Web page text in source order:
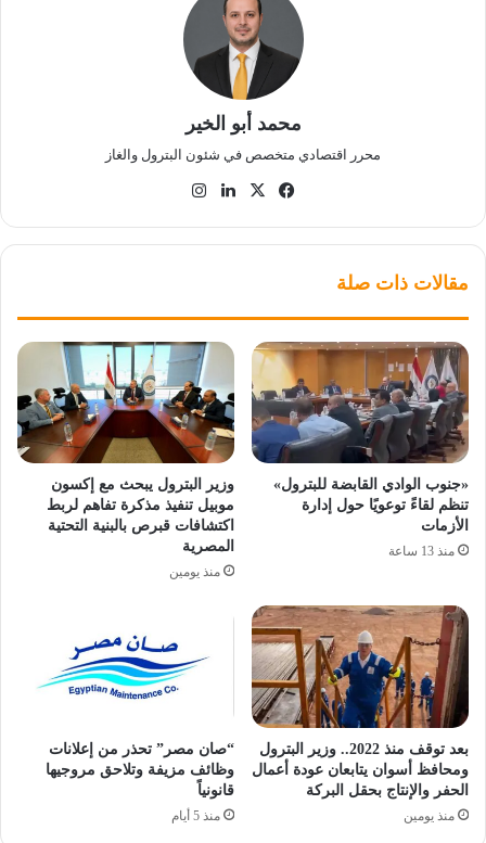
محمد أبو الخير
محرر اقتصادي متخصص في شئون البترول والغاز
فيسبوك
‫X لينكدإن
مقالات ذات صلة
«جنوب الوادي القابضة للبترول»
تنظم لقاءً توعويًا حول إدارة
الأزمات
منذ 13 ساعة
وزير البترول يبحث مع إكسون
موبيل تنفيذ مذكرة تفاهم لربط
اكتشافات قبرص بالبنية التحتية
المصرية
منذ يومين
بعد توقف منذ 2022.. وزير البترول
ومحافظ أسوان يتابعان عودة أعمال
الحفر والإنتاج بحقل البركة
منذ يومين
“صان مصر” تحذر من إعلانات
وظائف مزيفة وتلاحق مروجيها
قانونياً
منذ 5 أيام